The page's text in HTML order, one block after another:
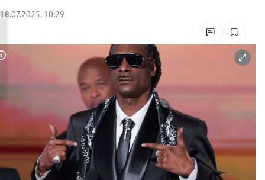
Untermenü
Untermenü
Untermenü
Untermenü
Untermenü
18.07.2025, 10:29
Copyright-Hinweis öffnen/schließen